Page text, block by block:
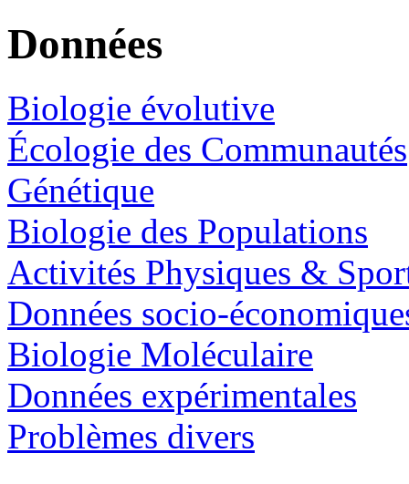
Données
Biologie évolutive
Écologie des Communautés
Génétique
Biologie des Populations
Activités Physiques &
Données socio-
Biologie Moléculaire
Données expérimentales
Problèmes divers